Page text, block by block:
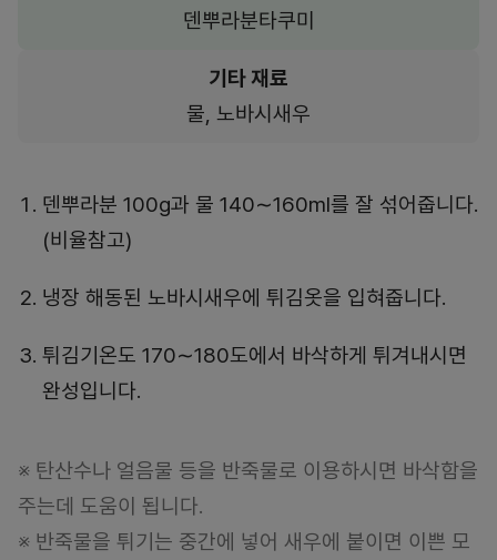
덴뿌라분타쿠미
기타 재료
물, 노바시새우
덴뿌라분 100g과 물 140∼160ml를 잘 섞어줍니다.
(비율참고)
냉장 해동된 노바시새우에 튀김옷을 입혀줍니다.
튀김기온도 170∼180도에서 바삭하게 튀겨내시면
완성입니다.
※ 탄산수나 얼음물 등을 반죽물로 이용하시면 바삭함을
주는데 도움이 됩니다.
※ 반죽물을 튀기는 중간에 넣어 새우에 붙이면 이쁜 모